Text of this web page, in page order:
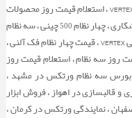
قیمت چهار نظام ورتکس ، قیمت چهار نظام نامنظام VERTEX ، استعلام قیمت روز محصولات
ورتکس ، چهار نظام ورتکس با گارانتی ، سه نظام تراشکاری ، چهار نظام 500 چینی ، سه نظام
دستگاه تراش منوال یک متری ، قیمت چهار نظام آلنی VERTEX ، قیمت چهار نظام فک آلنی ،
روز سه نظام ، استعلام قیمت روز
، بورس سه نظام ورتکس در مشهد ،
و قالبسازی در اهواز ، فروش ابزار
، نمایندگی ورتکس در کرمان ،